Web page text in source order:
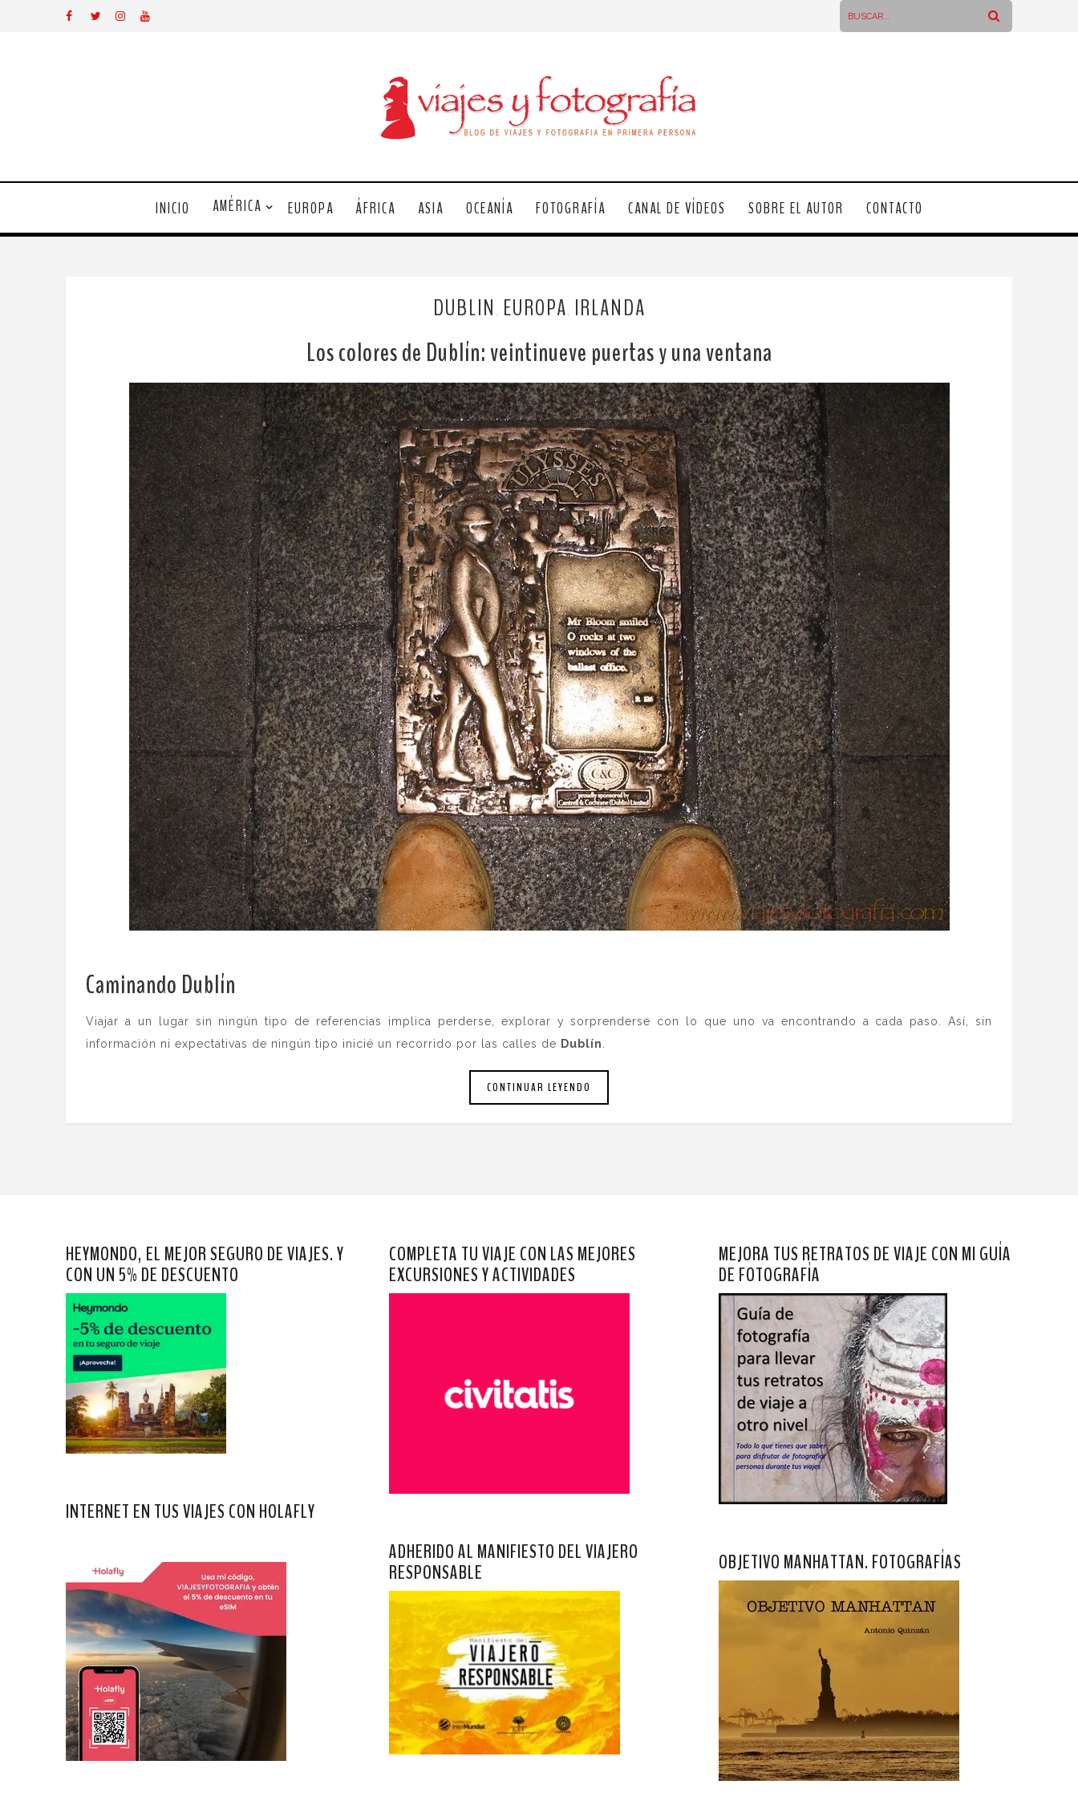
INICIO AMÉRICA EUROPA ÁFRICA ASIA OCEANÍA FOTOGRAFÍA CANAL DE VÍDEOS SOBRE EL AUTOR CONTACTO
DUBLIN EUROPA IRLANDA
Los colores de Dublín: veintinueve puertas y una ventana
Caminando Dublín
Viajar a un lugar sin ningún tipo de referencias implica perderse, explorar y sorprenderse con lo que uno va encontrando a cada paso. Así, sin
información ni expectativas de ningún tipo inicié un recorrido por las calles de Dublín
CONTINUAR LEYENDO
HEYMONDO, EL MEJOR SEGURO DE VIAJES. Y
CON UN 5% DE DESCUENTO
INTERNET EN TUS VIAJES CON HOLAFLY
COMPLETA TU VIAJE CON LAS MEJORES
EXCURSIONES Y ACTIVIDADES
ADHERIDO AL MANIFIESTO DEL VIAJERO
RESPONSABLE
MEJORA TUS RETRATOS DE VIAJE CON MI GUÍA
DE FOTOGRAFÍA
OBJETIVO MANHATTAN. FOTOGRAFÍAS